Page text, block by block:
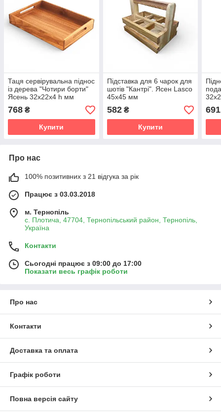
Таця сервірувальна піднос
із дерева "Чотири борти"
Ясень 32х22х4 h мм
768 ₴
Купити
Підставка для 6 чарок для
шотів "Кантрі". Ясен Lasco
45х45 мм
582₴
Купити
691
Про нас
100% позитивних з 21 відгука за рік
Працює з 03.03.2018
м. Тернопіль
с. Плотича, 47704, Тернопільський район, Тернопіль,
Україна
Контакти
Сьогодні працює з 09:00 до 17:00
Показати весь графік роботи
Про нас
Контакти
Доставка та оплата
Графік роботи
Повна версія сайту